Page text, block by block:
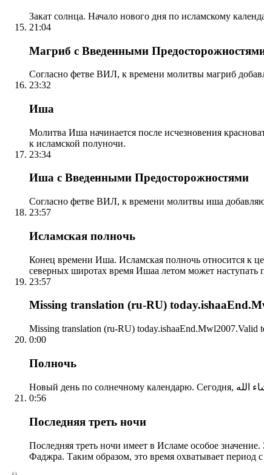
Закат солнца. Начало нового дня по исламскому
21:04
Магриб с Введенными
Согласно фетве ВИЛ, к времени молитвы магриб
23:32
Иша
Молитва Иша начинается после исчезновения
к исламской полуночи.
23:34
Иша с Введенными Предосторожностями
Согласно фетве ВИЛ, к времени молитвы иша
23:57
Исламская полночь
Конец времени Иша. Исламская полночь относится к
северных широтах время Ишаа летом может
23:57
Missing translation (ru-RU)
Missing translation (ru-RU) today.ishaaEnd.Mwl2007.Valid
0:00
Полночь
0:56
Последняя треть ночи
Последняя треть ночи имеет в Исламе особое
Фаджра. Таким образом, это время охватывает период